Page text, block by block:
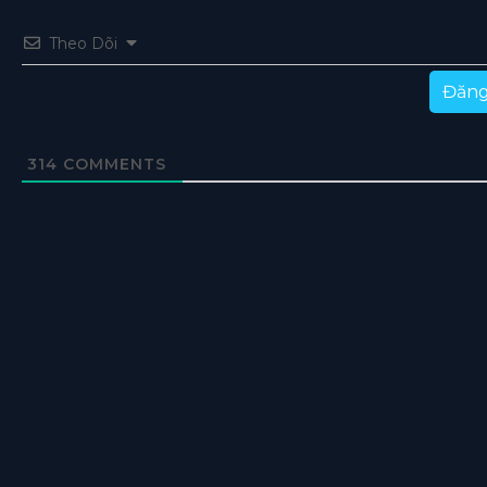
Theo Dõi
314 COMMENTS